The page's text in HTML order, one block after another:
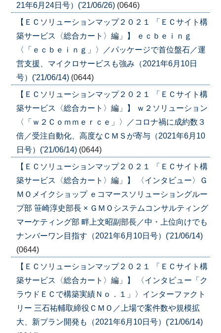
21年6月24日号）('21/06/26) (0646)
【ＥＣソリューションマップ２０２１ 「ＥＣサイト構
築サービス〈総合カート〉編」】 ｅｃｂｅｉｎｇ
〈「ｅｃｂｅｉｎｇ」〉／パッケージで首位盤石／運
営支援、マイクロサービスも強み（2021年6月10日
号）('21/06/14) (0644)
【ＥＣソリューションマップ２０２１ 「ＥＣサイト構
築サービス〈総合カート〉編」】 ｗ２ソリューション
〈「ｗ２Ｃｏｍｍｅｒｃｅ」〉／コロナ禍に成約数３
倍／受注自動化、高度なＣＭＳが寄与（2021年6月10
日号）('21/06/14) (0644)
【ＥＣソリューションマップ２０２１ 「ＥＣサイト構
築サービス〈総合カート〉編」】 〈インタビュー〉Ｇ
ＭＯメイクショップ ｅコマースソリューショングルー
プ部 笹崎淳史部長 × ＧＭＯシステムコンサルティング
マーケティング部 畔上文昭副部長／中・上位向けでも
ナンバーワン目指す（2021年6月10日号）('21/06/14)
(0644)
【ＥＣソリューションマップ２０２１ 「ＥＣサイト構
築サービス〈総合カート〉編」】 〈インタビュー「ク
ラウドＥＣで構築実績Ｎｏ．１」〉インターファクト
リー 三石祐輔取締役ＣＭＯ／上場で案件数や規模拡
大、新プラン開発も（2021年6月10日号）('21/06/14)